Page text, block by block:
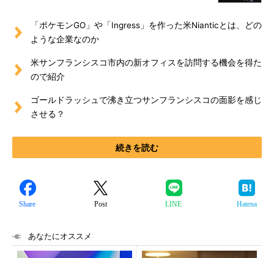
「ポケモンGO」や「Ingress」を作った米Nianticとは、どの
ような企業なのか
米サンフランシスコ市内の新オフィスを訪問する機会を得た
ので紹介
ゴールドラッシュで沸き立つサンフランシスコの面影を感じ
させる？
続きを読む
Share Post LINE Hatena
あなたにオススメ